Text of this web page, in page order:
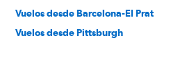
Vuelos desde Barcelona-El Prat
Vuelos desde Pittsburgh